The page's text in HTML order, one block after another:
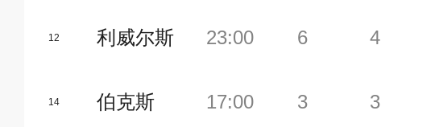
12 利威尔斯
14 伯克斯
23:00
17:00
6
3
4
3